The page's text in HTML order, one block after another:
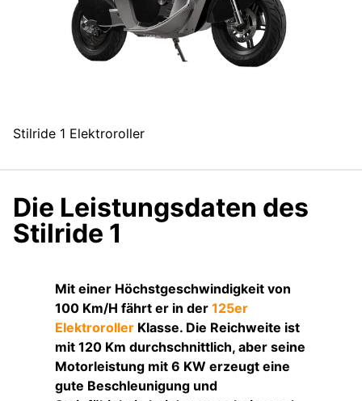
Stilride 1 Elektroroller
Die Leistungsdaten des
Stilride 1
Mit einer Höchstgeschwindigkeit von
100 Km/H fährt er in der 125er
Elektroroller Klasse. Die Reichweite ist
mit 120 Km durchschnittlich, aber seine
Motorleistung mit 6 KW erzeugt eine
gute Beschleunigung und